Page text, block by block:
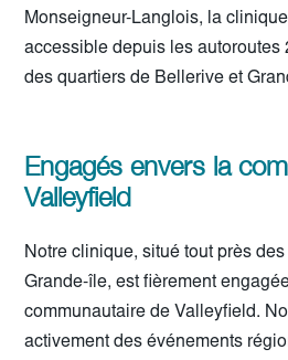
Monseigneur-Langlois, la
accessible depuis les autoroutes
des quartiers de Bellerive et
Engagés envers la
Valleyfield
Notre clinique, situé tout près
Grande-île, est fièrement
communautaire de Valleyfield.
activement des événements